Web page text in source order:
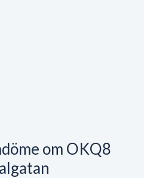
om OKQ8